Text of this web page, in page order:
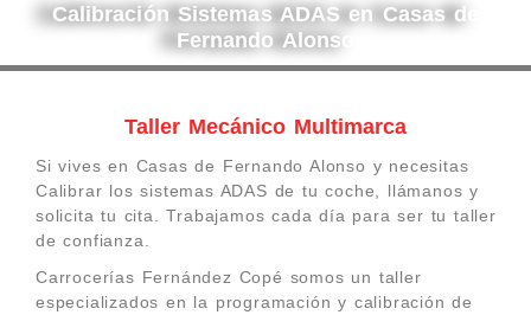
Calibración Sistemas ADAS en Casas de
Fernando Alonso
Taller Mecánico Multimarca
Si vives en Casas de Fernando Alonso y necesitas
Calibrar los sistemas ADAS de tu coche, llámanos y
solicita tu cita. Trabajamos cada día para ser tu taller
de confianza.
Carrocerías Fernández Copé somos un taller
especializados en la programación y calibración de